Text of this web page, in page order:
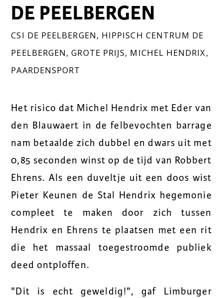
DE PEELBERGEN
CSI DE PEELBERGEN, HIPPISCH CENTRUM DE
PEELBERGEN,GROTE PRIJS, MICHEL HENDRIX,
PAARDENSPORT
Het risico dat Michel Hendrix met Eder van
den Blauwaert in de felbevochten barrage
nam betaalde zich dubbel en dwars uit met
0,85 seconden winst op de tijd van Robbert
Ehrens. Als een duveltje uit een doos wist
Pieter Keunen de Stal Hendrix hegemonie
compleet te maken door zich tussen
Hendrix en Ehrens te plaatsen met een rit
die het massaal toegestroomde publiek
deed ontploffen.
"Dit is echt geweldig!", gaf Limburger